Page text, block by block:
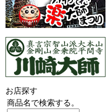
お店探す
商品名で検索する。